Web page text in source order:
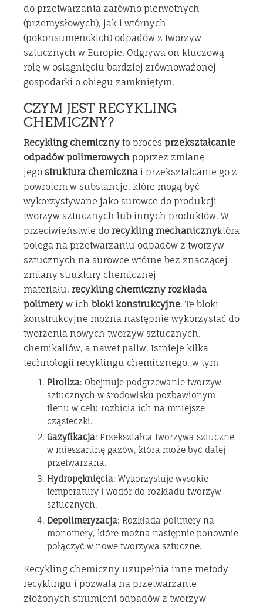
do przetwarzania zarówno pierwotnych
(przemysłowych), jak i wtórnych
(pokonsumenckich) odpadów z tworzyw
sztucznych w Europie. Odgrywa on kluczową
rolę w osiągnięciu bardziej zrównoważonej
gospodarki o obiegu zamkniętym.
CZYM JEST RECYKLING
CHEMICZNY?
Recykling chemiczny to proces przekształcanie
odpadów polimerowych poprzez zmianę
jego struktura chemiczna i przekształcanie go z
powrotem w substancje, które mogą być
wykorzystywane jako surowce do produkcji
tworzyw sztucznych lub innych produktów. W
przeciwieństwie do recykling mechanicznyktóra
polega na przetwarzaniu odpadów z tworzyw
sztucznych na surowce wtórne bez znaczącej
zmiany struktury chemicznej
materiału, recykling chemiczny rozkłada
polimery w ich bloki konstrukcyjne. Te bloki
konstrukcyjne można następnie wykorzystać do
tworzenia nowych tworzyw sztucznych,
chemikaliów, a nawet paliw. Istnieje kilka
technologii recyklingu chemicznego, w tym
Piroliza: Obejmuje podgrzewanie tworzyw
sztucznych w środowisku pozbawionym
tlenu w celu rozbicia ich na mniejsze
cząsteczki.
Gazyfikacja: Przekształca tworzywa sztuczne
w mieszaninę gazów, która może być dalej
przetwarzana.
Hydropęknięcia: Wykorzystuje wysokie
temperatury i wodór do rozkładu tworzyw
sztucznych.
Depolimeryzacja: Rozkłada polimery na
monomery, które można następnie ponownie
połączyć w nowe tworzywa sztuczne.
Recykling chemiczny uzupełnia inne metody
recyklingu i pozwala na przetwarzanie
złożonych strumieni odpadów z tworzyw